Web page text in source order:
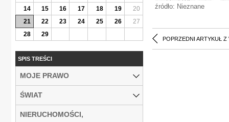
źródło: Nieznane
POPRZEDNI ARTYKUŁ Z
14
15 16 17 18 19
20
21
22 23 24 25 26
27
28
29
SPIS TREŚCI
MOJE PRAWO
ŚWIAT
NIERUCHOMOŚCI,